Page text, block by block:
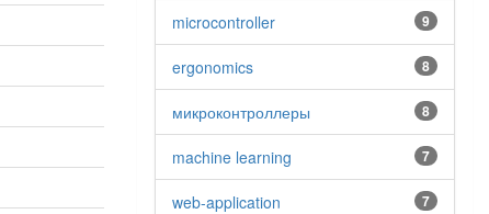
9
microcontroller
8
ergonomics
8
микроконтроллеры
7
machine learning
7
web-application